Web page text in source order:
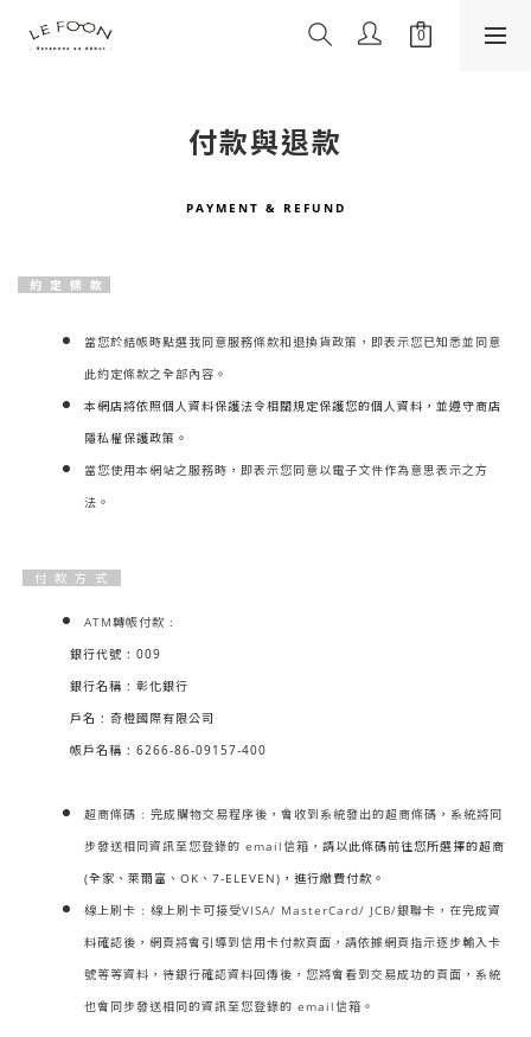
付款與退款
PAYMENT & REFUND
約 定 條 款
當您於結帳時點選我同意服務條款和退換貨政策，即表示您已知悉並同意
此約定條款之全部內容。
本網店將依照個人資料保護法令相關規定保護您的個人資料，並遵守商店
隱私權保護政策。
當您使用本網站之服務時，即表示您同意以電子文件作為意思表示之方
法。
付 款 方 式
ATM轉帳付款 :
銀行代號 : 009
銀行名稱 : 彰化銀行
戶名 : 奇橙國際有限公司
帳戶名稱 : 6266-86-09157-400
超商條碼 : 完成購物交易程序後，會收到系統發出的超商條碼，系統將同
步發送相同資訊至您登錄的 email信箱， 請以此條碼前往您所選擇的超商
(全家、萊爾富、OK、7-ELEVEN)，進行繳費付款。
線上刷卡 : 線上刷卡可接受VISA/ MasterCard/ JCB/銀聯卡，在完成資
料確認後，網頁將會引導到信用卡付款頁面，請依據網頁指示逐步輸入卡
號等等資料，待銀行確認資料回傳後，您將會看到交易成功的頁面，系統
也會同步發送相同的資訊至您登錄的 email信箱。